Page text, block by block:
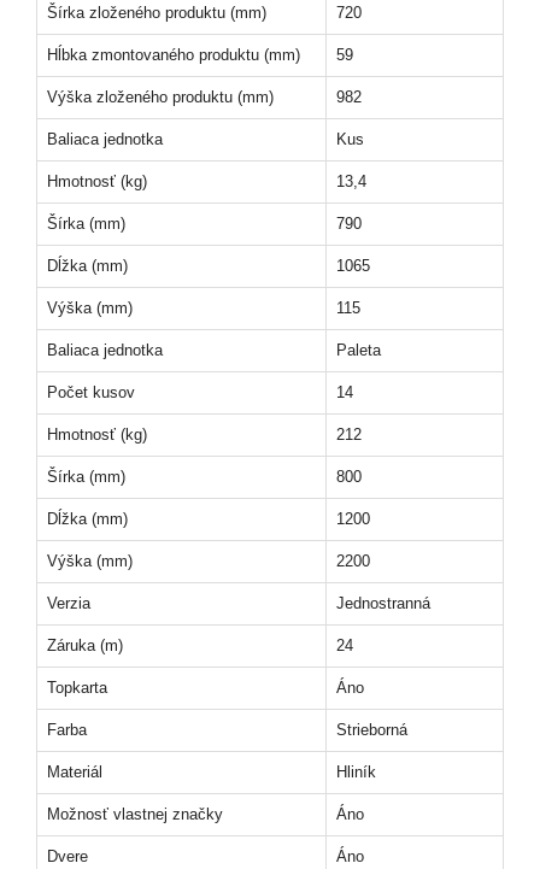
Šírka zloženého produktu (mm) 720
Hĺbka zmontovaného produktu (mm) 59
Výška zloženého produktu (mm) 982
Baliaca jednotka Kus
Hmotnosť (kg) 13,4
Šírka (mm) 790
Dĺžka (mm) 1065
Výška (mm) 115
Baliaca jednotka Paleta
Počet kusov 14
Hmotnosť (kg) 212
Šírka (mm) 800
Dĺžka (mm) 1200
Výška (mm) 2200
Verzia Jednostranná
Záruka (m) 24
Topkarta Áno
Farba Strieborná
Materiál Hliník
Možnosť vlastnej značky Áno
Dvere Áno